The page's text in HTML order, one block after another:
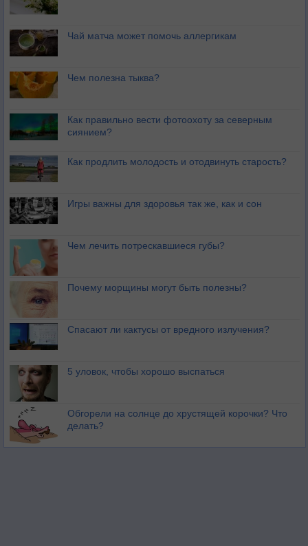
Чай матча может помочь аллергикам
Чем полезна тыква?
Как правильно вести фотоохоту за северным
сиянием?
Как продлить молодость и отодвинуть старость?
Игры важны для здоровья так же, как и сон
Чем лечить потрескавшиеся губы?
Почему морщины могут быть полезны?
Спасают ли кактусы от вредного излучения?
5 уловок, чтобы хорошо выспаться
Обгорели на солнце до хрустящей корочки? Что
делать?